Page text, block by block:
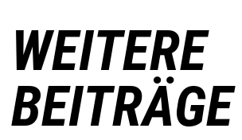
WEITERE
BEITRÄGE